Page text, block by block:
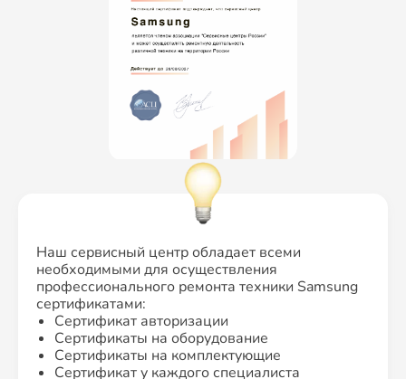
Наш сервисный центр обладает всеми
необходимыми для осуществления
профессионального ремонта техники Samsung
сертификатами:
Сертификат авторизации
Сертификаты на оборудование
Сертификаты на комплектующие
Сертификат у каждого специалиста